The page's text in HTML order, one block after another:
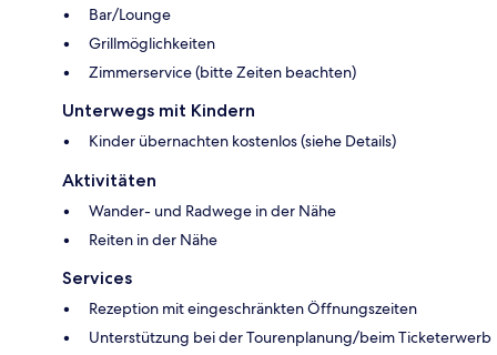
Bar/Lounge
Grillmöglichkeiten
Zimmerservice (bitte Zeiten beachten)
Unterwegs mit Kindern
Kinder übernachten kostenlos (siehe Details)
Aktivitäten
Wander- und Radwege in der Nähe
Reiten in der Nähe
Services
Rezeption mit eingeschränkten Öffnungszeiten
Unterstützung bei der Tourenplanung/beim Ticketerwerb